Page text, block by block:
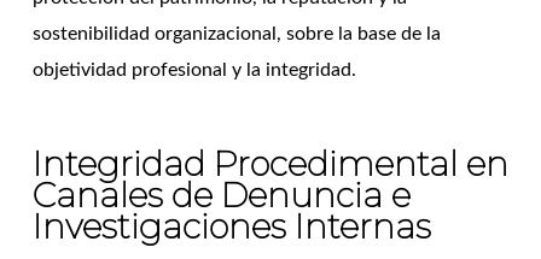
sostenibilidad organizacional, sobre la base de la
objetividad profesional y la integridad.
Integridad Procedimental en
Canales de Denuncia e
Investigaciones Internas